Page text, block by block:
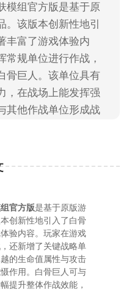
模组官方版是基于原
。该版本创新性地引
丰富了游戏体验内
常规单位进行作战，
巨人。该单位具有
，在战场上能发挥强
其他作战单位形成战
官方版是基于原版游
创新性地引入了白骨
验内容。玩家在游戏
还新增了关键战略单
的生命值属性与攻击
作用。白骨巨人可与
提升整体作战效能，